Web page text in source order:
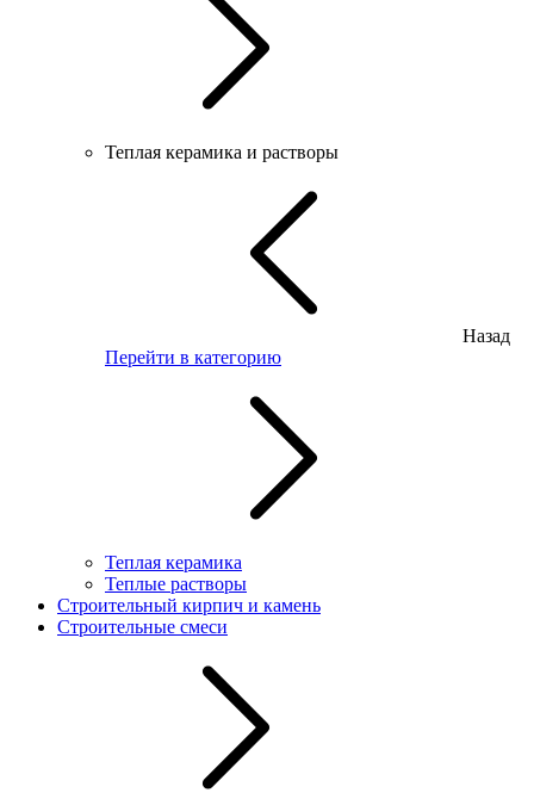
Теплая керамика и растворы
Назад
Перейти в категорию
Теплая керамика
Теплые растворы
Строительный кирпич и камень
Строительные смеси